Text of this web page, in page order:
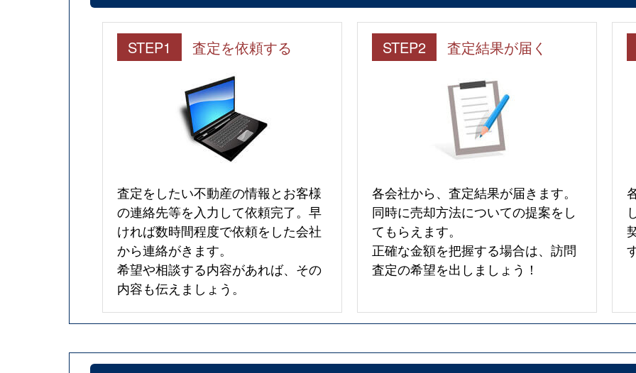
STEP1 査定を依頼する
査定をしたい不動産の情報とお客様
の連絡先等を入力して依頼完了。早
ければ数時間程度で依頼をした会社
から連絡がきます。
希望や相談する内容があれば、その
内容も伝えましょう。
STEP2 査定結果が届く
各会社から、査定結果が届きます。
同時に売却方法についての提案をし
てもらえます。
正確な金額を把握する場合は、訪問
査定の希望を出しましょう！